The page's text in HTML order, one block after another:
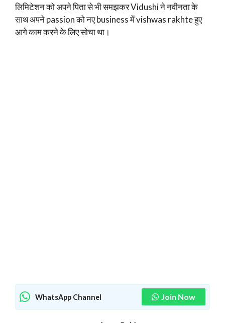
लिमिटेशन को अपने पिता से भी समझकर Vidushi ने नवीनता के
साथ अपने passion को नए business में vishwas rakhte हुए
आगे काम करने के लिए सोचा था।
WhatsApp Channel Join Now